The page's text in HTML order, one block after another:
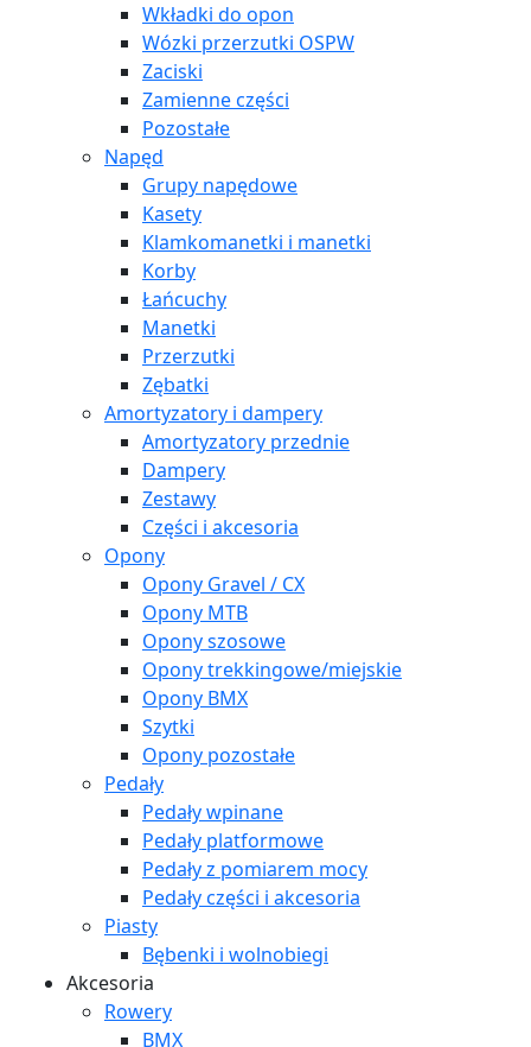
Wkładki do opon
Wózki przerzutki OSPW
Zaciski
Zamienne części
Pozostałe
Napęd
Grupy napędowe
Kasety
Klamkomanetki i manetki
Korby
Łańcuchy
Manetki
Przerzutki
Zębatki
Amortyzatory i dampery
Amortyzatory przednie
Dampery
Zestawy
Części i akcesoria
Opony
Opony Gravel / CX
Opony MTB
Opony szosowe
Opony trekkingowe/miejskie
Opony BMX
Szytki
Opony pozostałe
Pedały
Pedały wpinane
Pedały platformowe
Pedały z pomiarem mocy
Pedały części i akcesoria
Piasty
Bębenki i wolnobiegi
Akcesoria
Rowery
BMX